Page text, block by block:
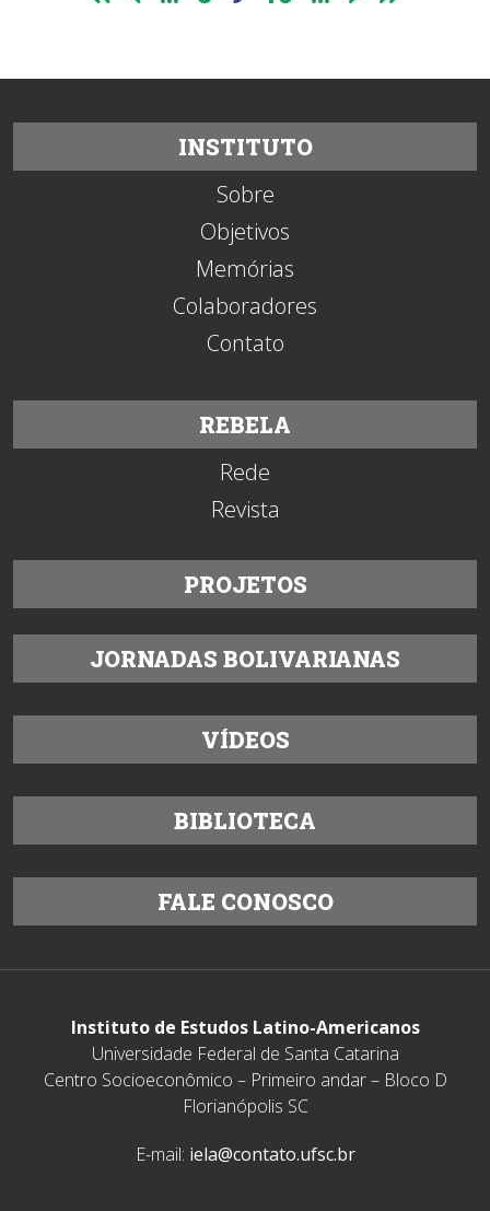
INSTITUTO
Sobre
Objetivos
Memórias
Colaboradores
Contato
REBELA
Rede
Revista
PROJETOS
JORNADAS BOLIVARIANAS
VÍDEOS
BIBLIOTECA
FALE CONOSCO
Instituto de Estudos Latino-Americanos
Universidade Federal de Santa Catarina
Centro Socioeconômico – Primeiro andar – Bloco D
Florianópolis SC
E-mail: iela@contato.ufsc.br